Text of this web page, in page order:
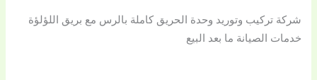
شركة تركيب وتوريد وحدة الحريق كاملة بالرس مع بريق اللؤلؤة
خدمات الصيانة ما بعد البيع